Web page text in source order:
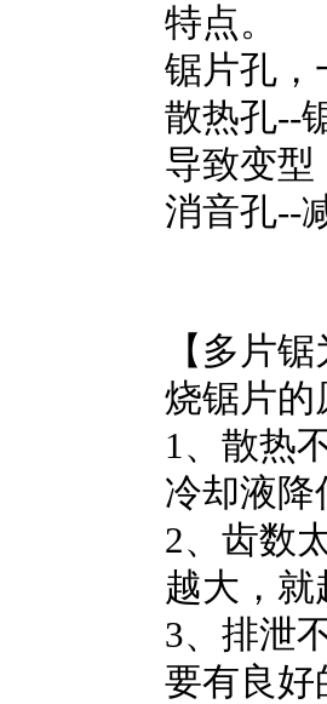
特点。
锯片孔，
散热孔--
导致变型
消音孔--
【多片
烧锯片的
1、散热
冷却液降
2、齿数
越大，
3、排泄
要有良好